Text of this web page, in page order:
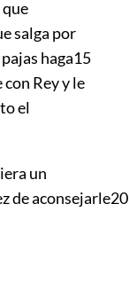
salga por
haga15
Rey y le
el
un
de aconsejarle20